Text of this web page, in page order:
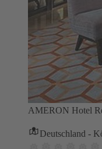
AMERON Hotel
Deutschland -